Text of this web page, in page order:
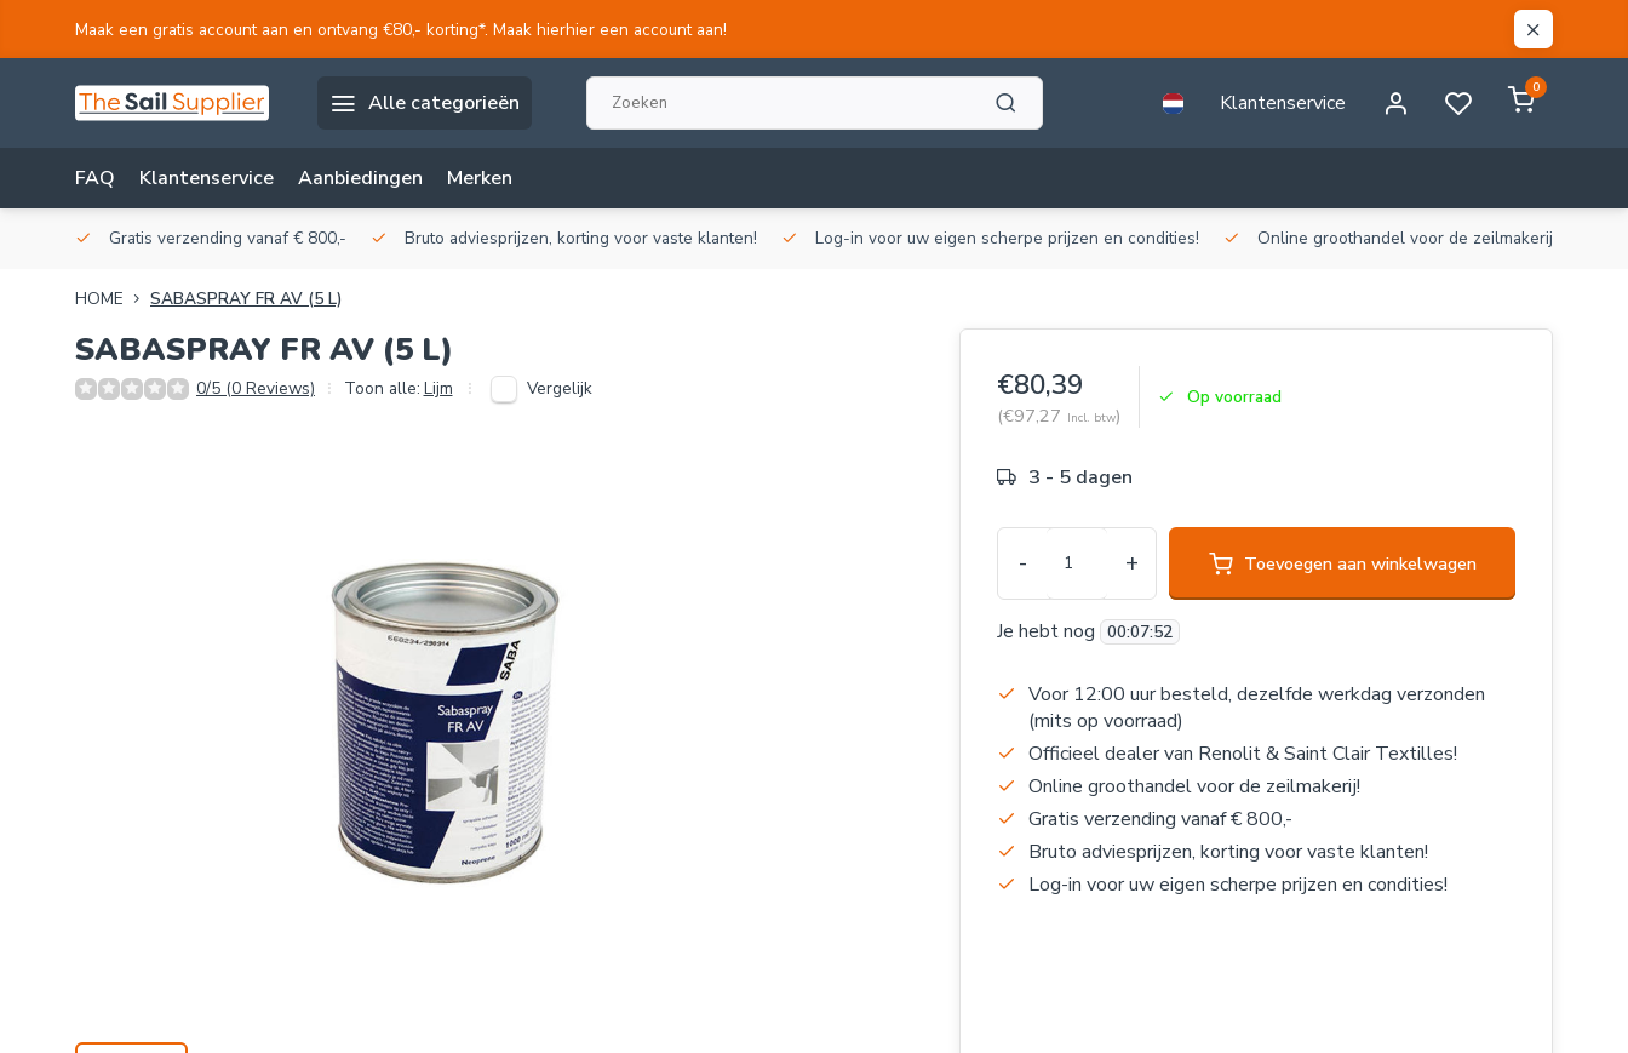
Maak een gratis account aan en ontvang €80,- korting*. Maak hierhier een account aan!
Alle categorieën Klantenservice
0
FAQ Klantenservice Aanbiedingen Merken
Gratis verzending vanaf € 800,- Bruto adviesprijzen, korting voor vaste klanten! Log-in voor uw eigen scherpe prijzen en condities! Online groothandel voor de zeilmakerij!
HOME SABASPRAY FR AV (5 L)
SABASPRAY FR AV (5 L)
0/5 (0 Reviews) Toon alle: Lijm Vergelijk €80,39
(€97,27 Incl. btw)
Op voorraad
3 - 5 dagen
- + Toevoegen aan winkelwagen
Je hebt nog 00:07:51
Voor 12:00 uur besteld, dezelfde werkdag verzonden
(mits op voorraad)
Officieel dealer van Renolit & Saint Clair Textilles!
Online groothandel voor de zeilmakerij!
Gratis verzending vanaf € 800,-
Bruto adviesprijzen, korting voor vaste klanten!
Log-in voor uw eigen scherpe prijzen en condities!